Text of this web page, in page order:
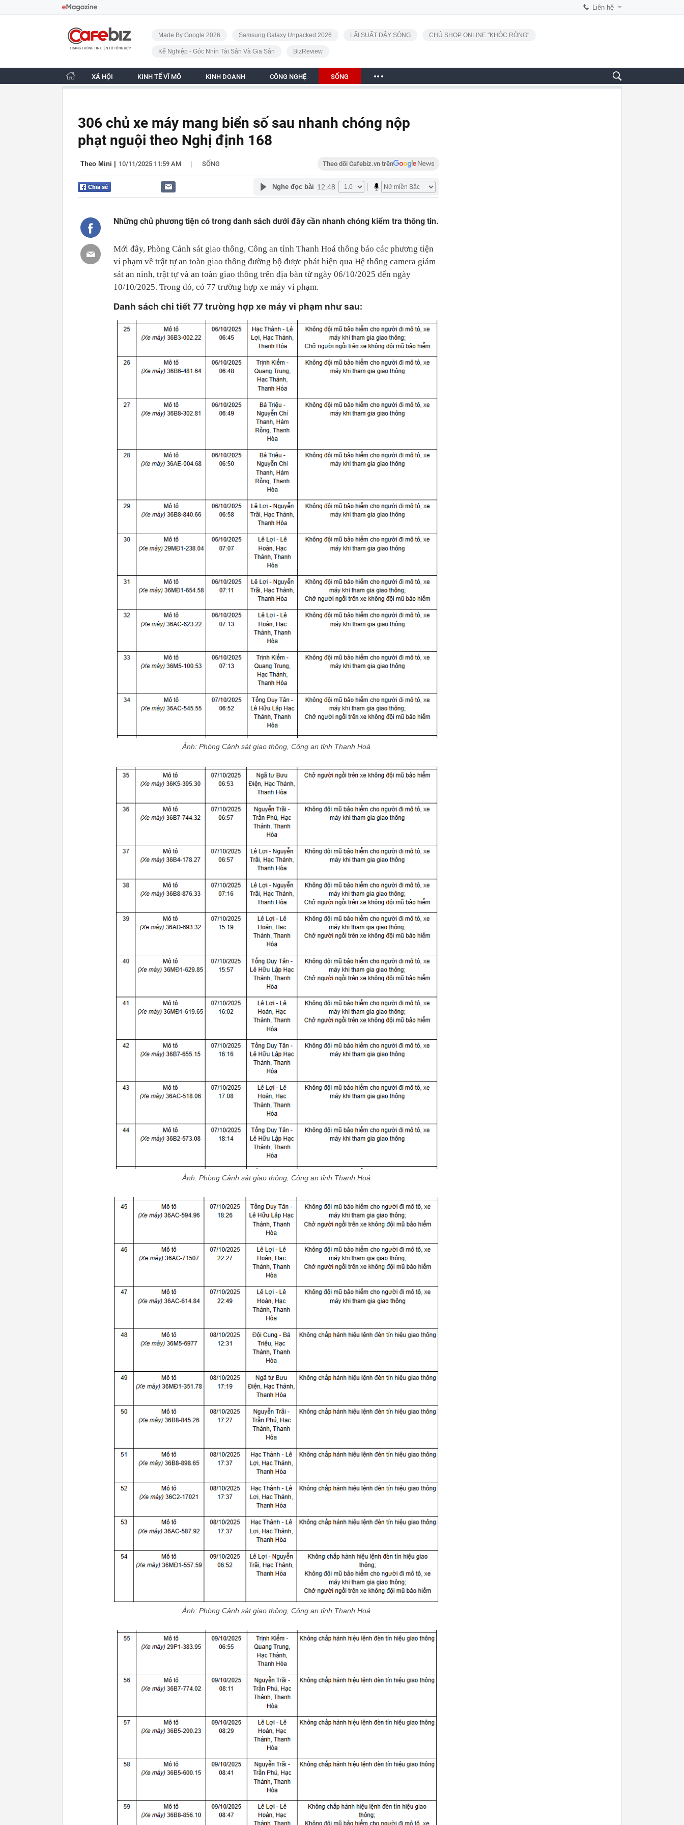
Liên hệ
CafeBiz - Trang chủ
Made By Google 2026 Samsung Galaxy Unpacked 2026 LÃI SUẤT DẬY SÓNG CHỦ SHOP ONLINE "KHÓC RÒNG"
Kế Nghiệp - Góc Nhìn Tài Sản Và Gia Sản BizReview
XÃ HỘI KINH TẾ VĨ MÔ KINH DOANH CÔNG NGHỆ SỐNG
306 chủ xe máy mang biển số sau nhanh chóng nộp
phạt nguội theo Nghị định 168
Theo Mini 10/11/2025 11:59 AM | SỐNG Theo dõi Cafebiz.vn trên
Nghe đọc bài 12:48
Những chủ phương tiện có trong danh sách dưới đây cần nhanh chóng kiểm tra thông tin.
Mới đây, Phòng Cảnh sát giao thông, Công an tỉnh Thanh Hoá thông báo các phương tiện
vi phạm về trật tự an toàn giao thông đường bộ được phát hiện qua Hệ thống camera giám
sát an ninh, trật tự và an toàn giao thông trên địa bàn từ ngày 06/10/2025 đến ngày
10/10/2025. Trong đó, có 77 trường hợp xe máy vi phạm.
Danh sách chi tiết 77 trường hợp xe máy vi phạm như sau:
Ảnh: Phòng Cảnh sát giao thông, Công an tỉnh Thanh Hoá
Ảnh: Phòng Cảnh sát giao thông, Công an tỉnh Thanh Hoá
Ảnh: Phòng Cảnh sát giao thông, Công an tỉnh Thanh Hoá